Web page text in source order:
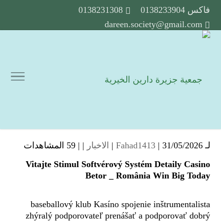
فاكس 0138233904
0138231308
dareen.society@gmail.com
لـ Fahad1413 | 31/05/2026 | الاخبار | | 59 المشاهدات
Vitajte Stimul Softvérový Systém Detaily Casino
Betor _ România Win Big Today
baseballový klub Kasíno spojenie inštrumentalista
zhýralý podporovateľ prenášať a podporovať dobrý